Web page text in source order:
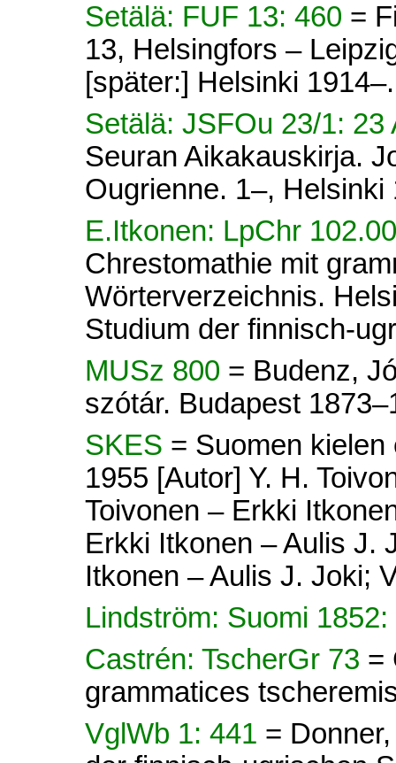
Setälä: FUF 13: 460 =
13, Helsingfors –
[später:] Helsinki 1914–.
Setälä: JSFOu 23/1:
Seuran Aikakauskirja.
Ougrienne. 1–, Helsinki
E.Itkonen: LpChr
Chrestomathie mit
Wörterverzeichnis.
Studium der finnisch-
MUSz 800 = Budenz,
szótár. Budapest
SKES = Suomen
1955 [Autor] Y. H.
Toivonen – Erkki
Erkki Itkonen – Aulis J.
Itkonen – Aulis J. Joki;
Lindström: Suomi 1852:
Castrén: TscherGr 73 =
grammatices
VglWb 1: 441 =